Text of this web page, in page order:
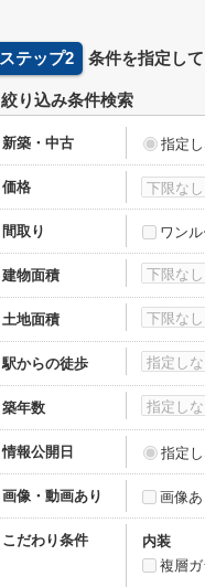
ステップ2 条件を指定し
絞り込み条件検索
新築・中古 指定
価格
間取り ワン
建物面積
土地面積
駅からの徒歩
築年数
情報公開日 指定
画像・動画あり 画像あ
こだわり条件
内装
複層